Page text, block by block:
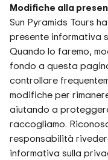
Modifiche alla
Sun Pyramids Tours
presente informativa
Quando lo faremo,
fondo a questa
controllare
modifiche per
aiutando a
raccogliamo.
responsabilità
informativa sulla